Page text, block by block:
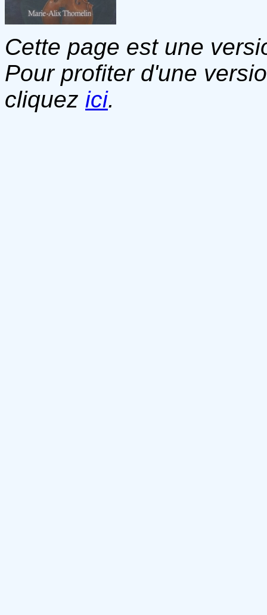
Cette page est une
Pour profiter d'une
cliquez ici.